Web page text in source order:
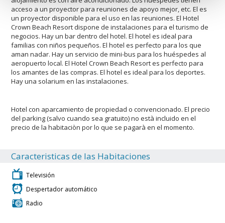
acceso a un proyector para reuniones de apoyo mejor, etc. El es
un proyector disponible para el uso en las reuniones. El Hotel
Crown Beach Resort dispone de instalaciones para el turismo de
negocios. Hay un bar dentro del hotel. El hotel es ideal para
familias con niños pequeños. El hotel es perfecto para los que
aman nadar. Hay un servicio de mini-bus para los huéspedes al
aeropuerto local. El Hotel Crown Beach Resort es perfecto para
los amantes de las compras. El hotel es ideal para los deportes.
Hay una solarium en las instalaciones.
Hotel con aparcamiento de propiedad o convencionado. El precio
del parking (salvo cuando sea gratuito) no està incluido en el
precio de la habitaciòn por lo que se pagarà en el momento.
Caracteristicas de las Habitaciones
Televisión
Despertador automático
Radio